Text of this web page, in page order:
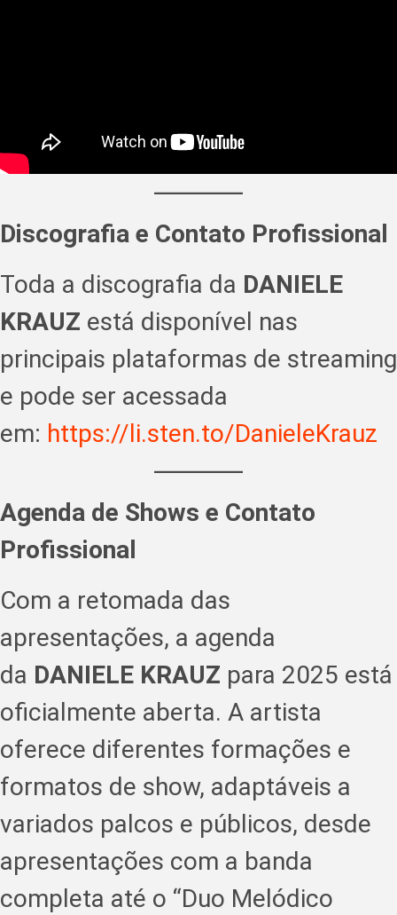
Discografia e Contato Profissional
Toda a discografia da DANIELE
KRAUZ está disponível nas
principais plataformas de streaming
e pode ser acessada
em: https://li.sten.to/DanieleKrauz
Agenda de Shows e Contato
Profissional
Com a retomada das
apresentações, a agenda
da DANIELE KRAUZ para 2025 está
oficialmente aberta. A artista
oferece diferentes formações e
formatos de show, adaptáveis a
variados palcos e públicos, desde
apresentações com a banda
completa até o “Duo Melódico